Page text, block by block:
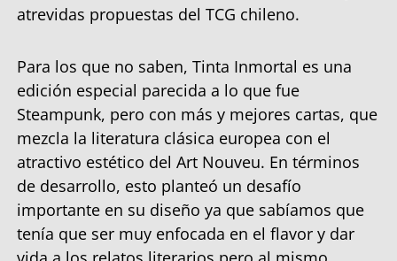
atrevidas propuestas del TCG chileno.
Para los que no saben, Tinta Inmortal es una
edición especial parecida a lo que fue
Steampunk, pero con más y mejores cartas, que
mezcla la literatura clásica europea con el
atractivo estético del Art Nouveu. En términos
de desarrollo, esto planteó un desafío
importante en su diseño ya que sabíamos que
tenía que ser muy enfocada en el flavor y dar